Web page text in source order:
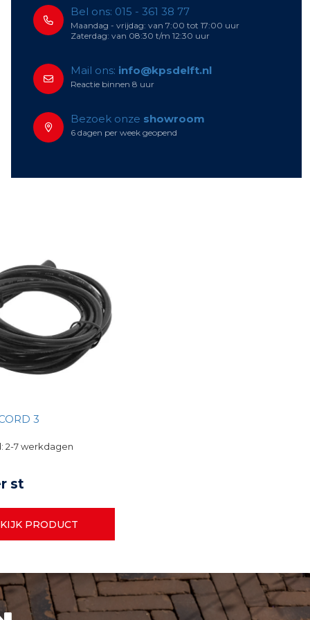
Bel ons: 015 - 361 38 77
Maandag - vrijdag: van 7:00 tot 17:00 uur
Zaterdag: van 08:30 t/m 12:30 uur
Mail ons: info@kpsdelft.nl
Reactie binnen 8 uur
Bezoek onze showroom
6 dagen per week geopend
3
2-7 werkdagen
st
PRODUCT